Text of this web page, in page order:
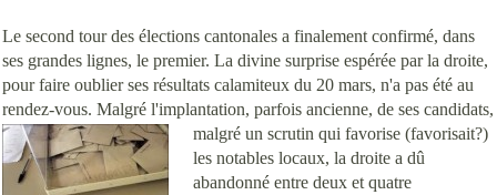
Le second tour des élections cantonales a finalement confirmé, dans
ses grandes lignes, le premier. La divine surprise espérée par la droite,
pour faire oublier ses résultats calamiteux du 20 mars, n'a pas été au
rendez-vous. Malgré l'implantation, parfois ancienne, de ses candidats,
malgré un scrutinqui favorise (favorisait?)
les notables locaux, la droite a dû
abandonné entre deux et quatre